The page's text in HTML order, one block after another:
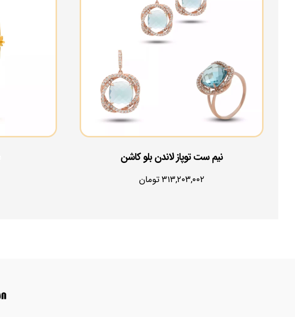
نیم ست توپاز لاندن بلو کاشن
۳۱۳,۲۰۳,۰۰۲تومان